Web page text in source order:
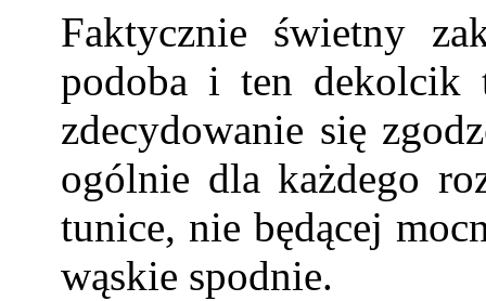
Faktycznie świetny
podoba i ten
zdecydowanie się
ogólnie dla każdego
tunice, nie będącej
wąskie spodnie.